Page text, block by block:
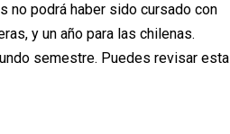
no podrá haber sido cursado con
y un año para las chilenas.
semestre. Puedes revisar esta